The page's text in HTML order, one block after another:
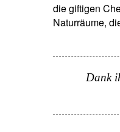
die giftigen
Naturräume,
Dank